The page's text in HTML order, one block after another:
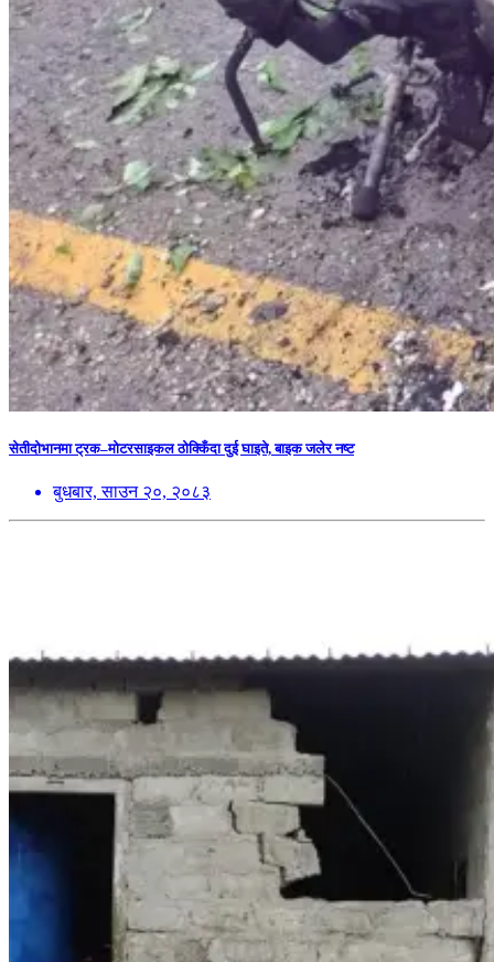
सेतीदोभानमा ट्रक–मोटरसाइकल ठोक्किँदा दुई घाइते, बाइक जलेर नष्ट
बुधबार, साउन २०, २०८३